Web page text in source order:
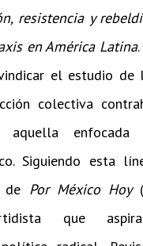
resistencia y
en América Latina
el estudio de
colectiva
aquella
Siguiendo esta
de Por México Hoy
que